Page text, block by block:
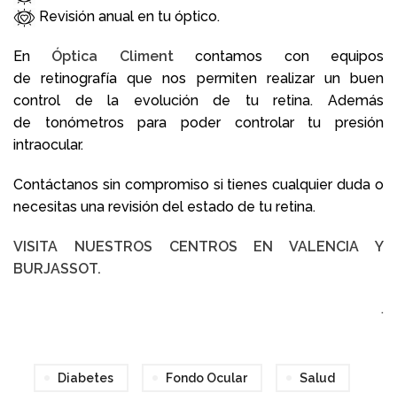
Revisión anual en tu óptico.
En Óptica Climentcontamos con equipos
deretinografía que nos permiten realizar unbuen
control de la evolución de tu retina. Además
de tonómetros para poder controlar tu presión
intraocular.
Contáctanos sin compromiso si tienes cualquier duda o
necesitas una revisión del estado de tu retina.
VISITA NUESTROS CENTROS EN VALENCIA Y
BURJASSOT.
.
Diabetes Fondo Ocular Salud